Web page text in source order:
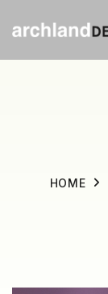
HOME